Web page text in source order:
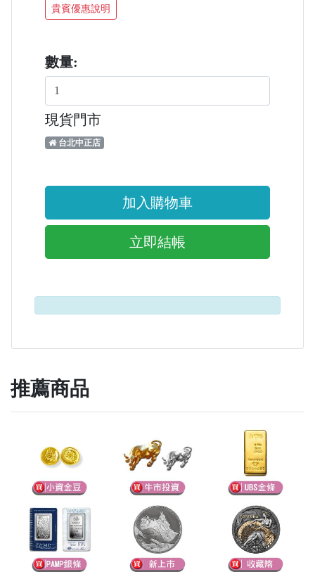
貴賓優惠說明
數量:
現貨門市
台北中正店
加入購物車
立即結帳
推薦商品